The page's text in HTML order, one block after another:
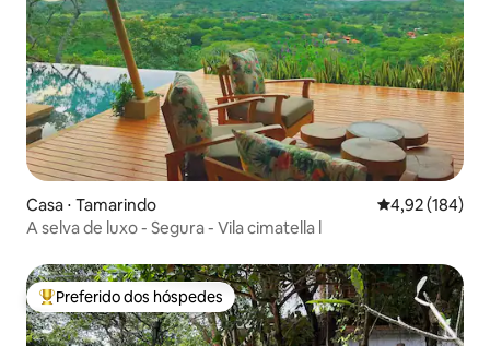
Casa ⋅ Tamarindo 4,92 de uma
4,92 (184)
A selva de luxo - Segura - Vila cimatella l
Entre os melhores preferidos dos hóspedes
Preferido dos hóspedes